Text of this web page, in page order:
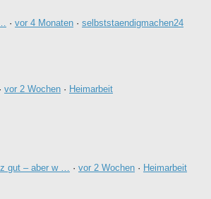
· vor 4 Monaten · selbststaendigmachen24
· vor 2 Wochen · Heimarbeit
gut – aber w … · vor 2 Wochen · Heimarbeit